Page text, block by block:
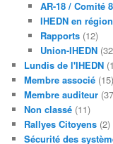
AR-18 / Comité
IHEDN en région
Rapports(12)
Union-IHEDN
Lundis de l'IHEDN
Membre associé (15)
Membre auditeur
Non classé (11)
Rallyes Citoyens (2)
Sécurité des